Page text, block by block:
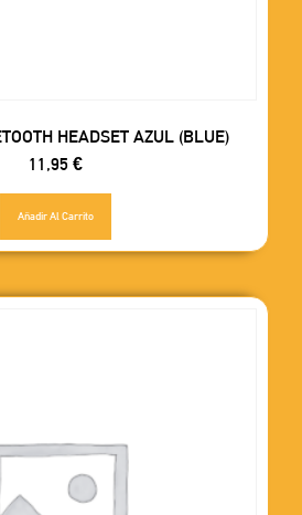
HEADSET AZUL (BLUE)
11,95 €
Añadir Al Carrito